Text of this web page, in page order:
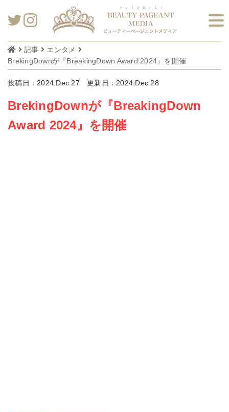
記事
エンタメ
BrekingDownが『BreakingDown Award 2024』を開催
投稿日：2024.Dec.27 更新日：2024.Dec.28
BrekingDownが『BreakingDown
Award 2024』を開催